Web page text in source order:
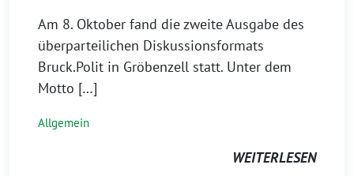
Am 8. Oktober fand die zweite Ausgabe des
überparteilichen Diskussionsformats
Bruck.Polit in Gröbenzell statt. Unter dem
Motto […]
Allgemein
WEITERLESEN